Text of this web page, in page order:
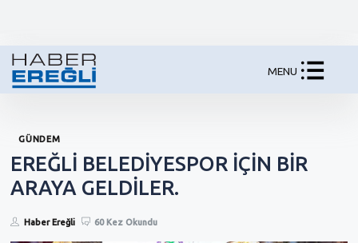
MENU
GÜNDEM
EREĞLİ BELEDİYESPOR İÇİN BİR
ARAYA GELDİLER.
Haber Ereğli 60 Kez Okundu